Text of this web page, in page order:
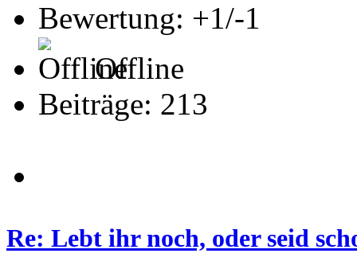
Bewertung: +1/-1
Offline
Beiträge: 213
Re: Lebt ihr noch, oder seid